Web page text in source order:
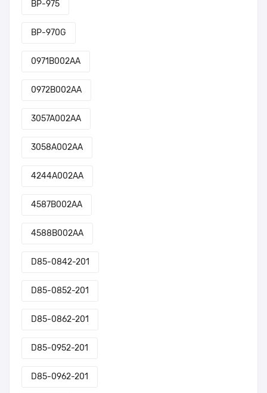
BP-975
BP-970G
0971B002AA
0972B002AA
3057A002AA
3058A002AA
4244A002AA
4587B002AA
4588B002AA
D85-0842-201
D85-0852-201
D85-0862-201
D85-0952-201
D85-0962-201